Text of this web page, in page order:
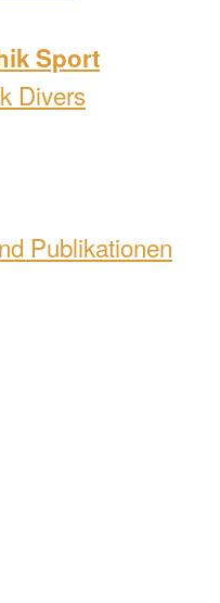
Sport
Divers
Publikationen